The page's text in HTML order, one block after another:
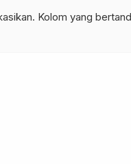
Kolom yang